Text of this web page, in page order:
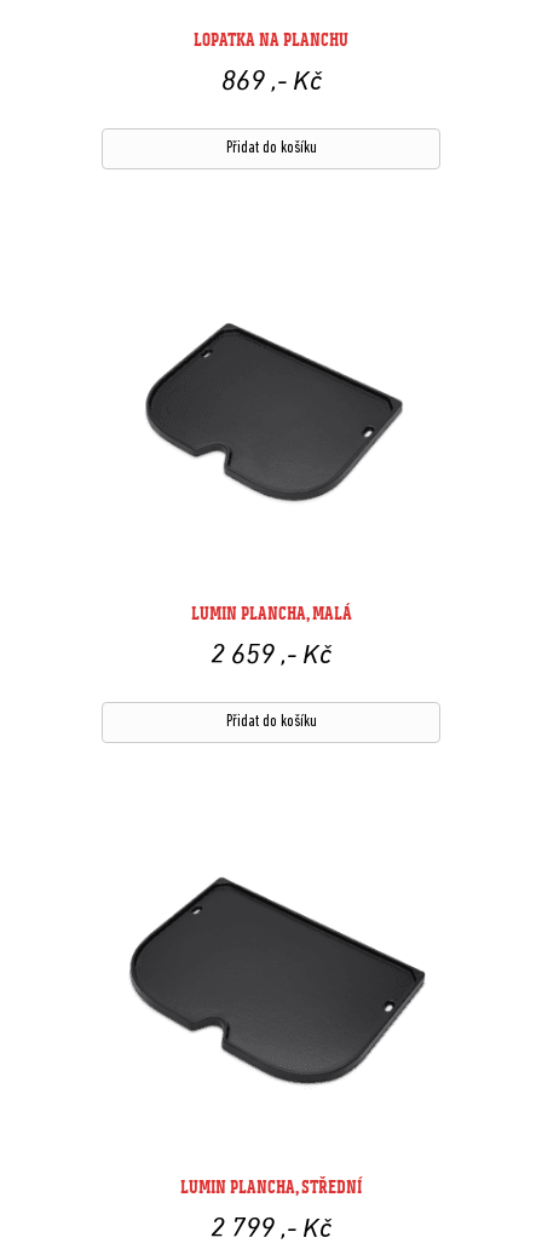
LOPATKA NA PLANCHU
869 ,- Kč
Přidat do košíku
LUMIN PLANCHA, MALÁ
2 659 ,- Kč
Přidat do košíku
LUMIN PLANCHA, STŘEDNÍ
2 799 ,- Kč